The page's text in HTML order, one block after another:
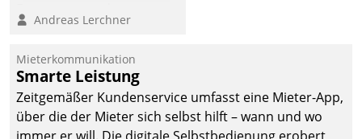
Unternehmen am
Softwareentwicklungshaus
Andreas Lerchner
Mieterkommunikation
Smarte Leistung
Zeitgemäßer Kundenservice umfasst eine Mieter-App,
über die der Mieter sich selbst hilft – wann und wo